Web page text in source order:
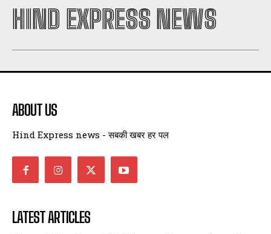
HIND EXPRESS NEWS
ABOUT US
Hind Express news - सबकी खबर हर पल
LATEST ARTICLES